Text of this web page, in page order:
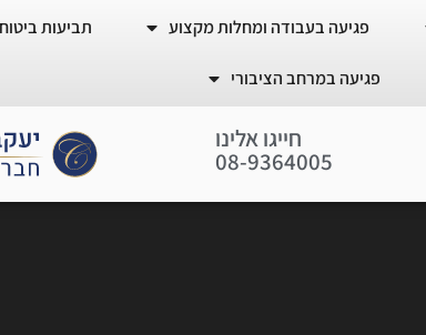
פגיעה בעבודה ומחלות מקצוע תביעות ביטוח
פגיעה במרחב הציבורי
חייגו אלינו
08-9364005